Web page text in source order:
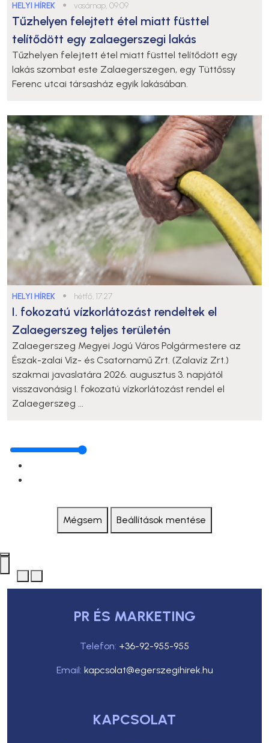
HELYI HÍREK ● vasárnap, 09:09
Tűzhelyen felejtett étel miatt füsttel
telítődött egy zalaegerszegi lakás
Tűzhelyen felejtett étel miatt füsttel telítődött egy
lakás szombat este Zalaegerszegen, egy Tüttőssy
Ferenc utcai társasház egyik lakásában.
HELYI HÍREK ● hétfő, 17:27
I. fokozatú vízkorlátozást rendeltek el
Zalaegerszeg teljes területén
Zalaegerszeg Megyei Jogú Város Polgármestere az
Észak-zalai Víz- és Csatornamű Zrt. (Zalavíz Zrt.)
szakmai javaslatára 2026. augusztus 3. napjától
visszavonásig I. fokozatú vízkorlátozást rendel el
Zalaegerszeg ...
Mégsem Beállítások mentése
PR ÉS MARKETING
Telefon: +36-92-955-955
Email: kapcsolat@egerszegihirek.hu
KAPCSOLAT